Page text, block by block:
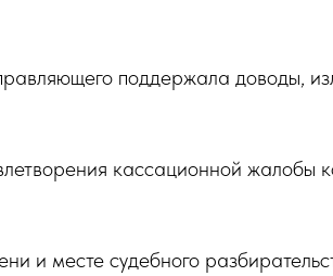
поддержала доводы,
кассационной жалобы
и месте судебного